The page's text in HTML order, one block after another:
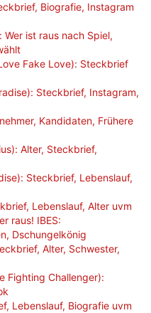
Biografie, Instagram
ist raus nach Spiel,
Fake Love): Steckbrief
Steckbrief, Instagram,
Kandidaten, Frühere
Alter, Steckbrief,
Steckbrief, Lebenslauf,
Lebenslauf, Alter uvm
raus! IBES:
Dschungelkönig
Alter, Schwester,
Fighting Challenger):
Lebenslauf, Biografie uvm